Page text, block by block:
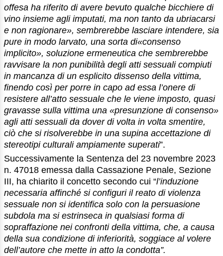
offesa ha riferito di avere bevuto qualche bicchiere di
vino insieme agli imputati, ma non tanto da ubriacarsi
e non ragionare», sembrerebbe lasciare intendere, sia
pure in modo larvato, una sorta di«consenso
implicito», soluzione ermeneutica che sembrerebbe
ravvisare la non punibilità degli atti sessuali compiuti
in mancanza di un esplicito dissenso della vittima,
finendo così per porre in capo ad essa l’onere di
resistere all’atto sessuale che le viene imposto, quasi
gravasse sulla vittima una «presunzione di consenso»
agli atti sessuali da dover di volta in volta smentire,
ciò che si risolverebbe in una supina accettazione di
stereotipi culturali ampiamente superati”.
Successivamente la Sentenza del 23 novembre 2023
n. 47018 emessa dalla Cassazione Penale, Sezione
III, ha chiarito il concetto secondo cui “l’induzione
necessaria affinché si configuri il reato di violenza
sessuale non si identifica solo con la persuasione
subdola ma si estrinseca in qualsiasi forma di
sopraffazione nei confronti della vittima, che, a causa
della sua condizione di inferiorità, soggiace al volere
dell’autore che mette in atto la condotta”.